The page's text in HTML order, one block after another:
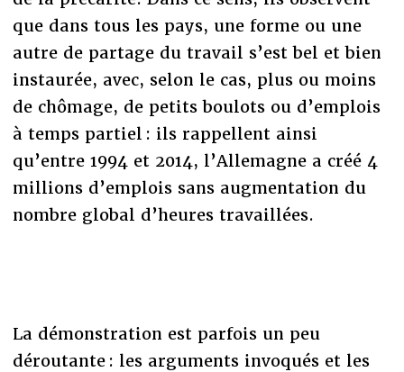
que dans tous les pays, une forme ou une
autre de partage du travail s’est bel et bien
instaurée, avec, selon le cas, plus ou moins
de chômage, de petits boulots ou d’emplois
à temps partiel : ils rappellent ainsi
qu’entre 1994 et 2014, l’Allemagne a créé 4
millions d’emplois sans augmentation du
nombre global d’heures travaillées.
La démonstration est parfois un peu
déroutante : les arguments invoqués et les